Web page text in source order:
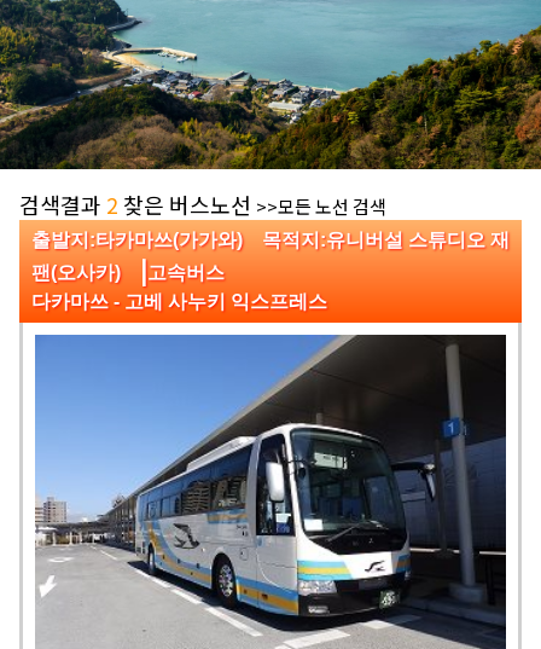
검색결과 2 찾은 버스노선 >>모든 노선 검색
출발지:타카마쓰(가가와) 목적지:유니버설 스튜디오 재
팬(오사카) |고속버스
다카마쓰 - 고베 사누키 익스프레스